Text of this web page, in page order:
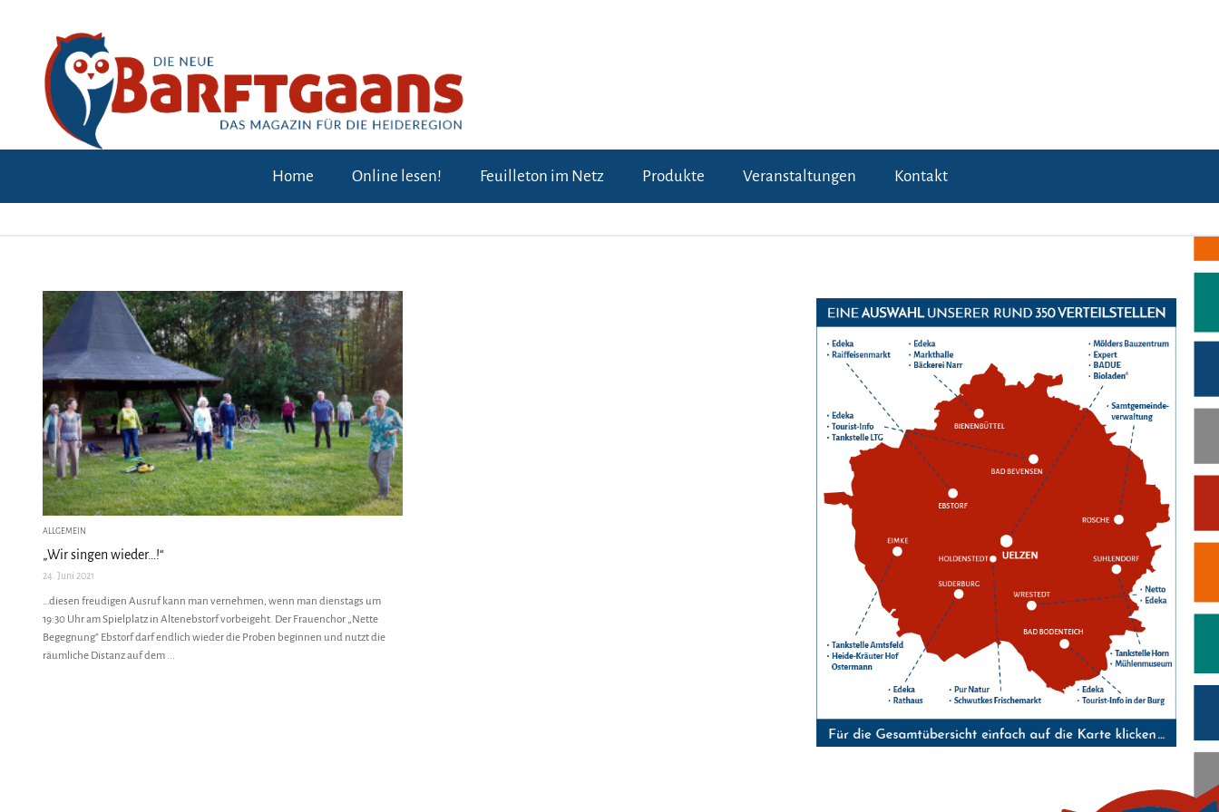
Home Online lesen! Feuilleton im Netz Produkte Veranstaltungen Kontakt
ALLGEMEIN
„Wir singen wieder…!“
24. Juni 2021
…diesen freudigen Ausruf kann man vernehmen, wenn man dienstags um
19:30 Uhr am Spielplatz in Altenebstorf vorbeigeht. Der Frauenchor „Nette
Begegnung“ Ebstorf darf endlich wieder die Proben beginnen und nutzt die
räumliche Distanz auf dem ...